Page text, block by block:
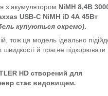
з акумулятором NiMH 8,4В
USB-C NiMH iD 4А 45Вт
купуються окремо).
тож ця модель ідеально
швидкості й прагне підкорювати
HD створений для
стає видовищем.